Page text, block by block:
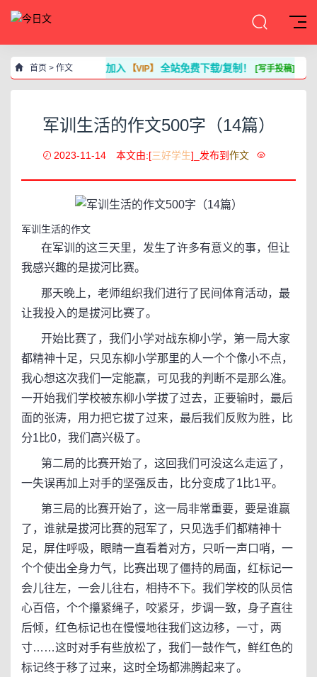
首页 > 作文 加入 【VIP】全站免费下载/复制！[写手投稿]
军训生活的作文500字（14篇）
2023-11-14 本文由:[三好学生]_发布到 作文
军训生活的作文
在军训的这三天里，发生了许多有意义的事，但让
我感兴趣的是拔河比赛。
那天晚上，老师组织我们进行了民间体育活动，最
让我投入的是拔河比赛了。
开始比赛了，我们小学对战东柳小学，第一局大家
都精神十足，只见东柳小学那里的人一个个像小不点，
我心想这次我们一定能赢，可见我的判断不是那么准。
一开始我们学校被东柳小学拔了过去，正要输时，最后
面的张涛，用力把它拔了过来，最后我们反败为胜，比
分1比0，我们高兴极了。
第二局的比赛开始了，这回我们可没这么走运了，
一失误再加上对手的坚强反击，比分变成了1比1平。
第三局的比赛开始了，这一局非常重要，要是谁赢
了，谁就是拔河比赛的冠军了，只见选手们都精神十
足，屏住呼吸，眼睛一直看着对方，只听一声口哨，一
个个使出全身力气，比赛出现了僵持的局面，红标记一
会儿往左，一会儿往右，相持不下。我们学校的队员信
心百倍，个个攥紧绳子，咬紧牙，步调一致，身子直往
后倾，红色标记也在慢慢地往我们这边移，一寸，两
寸……这时对手有些放松了，我们一鼓作气，鲜红色的
标记终于移了过来，这时全场都沸腾起来了。